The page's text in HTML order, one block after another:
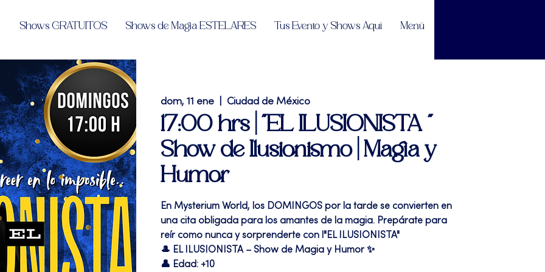
Shows GRATUITOS Shows de Magia ESTELARES Tus Evento y Shows Aquí Menú
dom, 11 ene Ciudad de México
17:00 hrs | "EL ILUSIONISTA "
Show de Ilusionismo | Magia y
Humor
En Mysterium World, los DOMINGOS por la tarde se convierten en
una cita obligada para los amantes de la magia. Prepárate para
reír como nunca y sorprenderte con l"EL ILUSIONISTA"
🎩 EL ILUSIONISTA – Show de Magia y Humor ✨
👤 Edad: +10